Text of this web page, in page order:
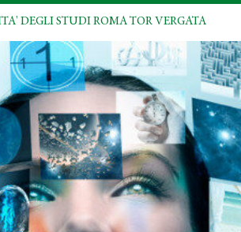
DEGLI STUDI ROMA TOR VERGATA